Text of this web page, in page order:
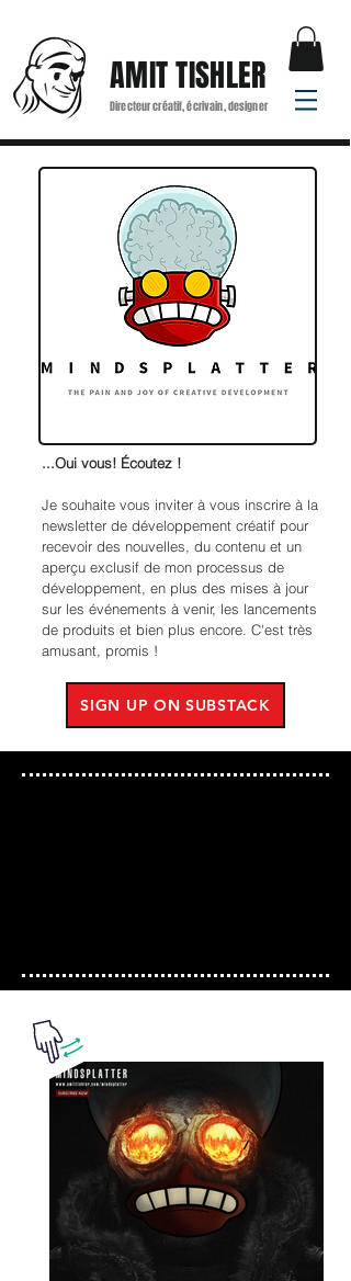
AMIT TISHLER
Directeur créatif, écrivain, designer
...Oui vous! Écoutez !
Je souhaite vous inviter à vous inscrire à la
newsletter de développement créatif pour
recevoir des nouvelles, du contenu et un
aperçu exclusif de mon processus de
développement, en plus des mises à jour
sur les événements à venir, les lancements
de produits et bien plus encore. C'est très
amusant, promis !
SIGN UP ON SUBSTACK